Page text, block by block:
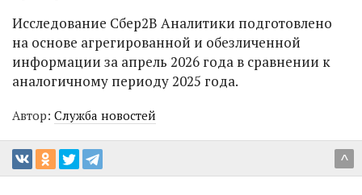
Исследование Сбер2В Аналитики подготовлено
на основе агрегированной и обезличенной
информации за апрель 2026 года в сравнении к
аналогичному периоду 2025 года.
Автор: Служба новостей
^